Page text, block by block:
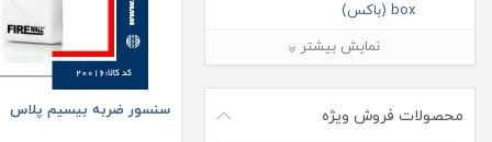
box (باکس)
Fisheye (فیش آی)
نمایش بیشتر
محصولات فروش ویژه سنسور ضربه بیسیم پلاس